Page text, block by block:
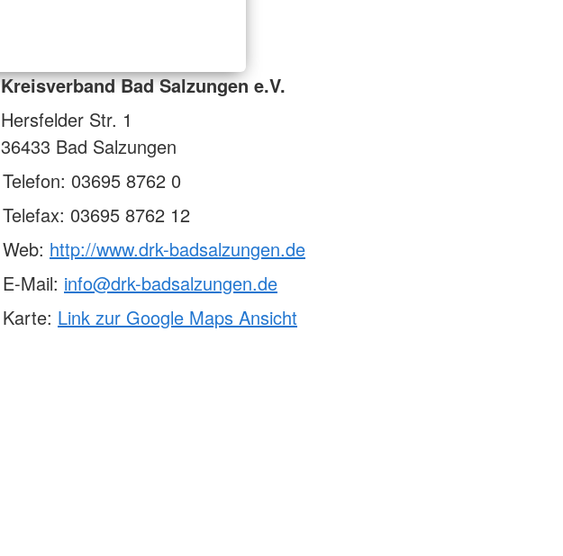
Kreisverband Bad Salzungen e.V.
Hersfelder Str. 1
36433 Bad Salzungen
Telefon: 03695 8762 0
Telefax: 03695 8762 12
Web: http://www.drk-badsalzungen.de
E-Mail: info@drk-badsalzungen.de
Karte: Link zur Google Maps Ansicht